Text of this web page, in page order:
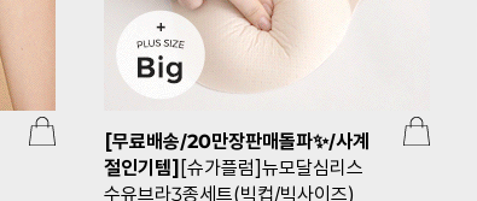
[무료배송/20만장판매돌파✨/사계
절인기템] [슈가플럼]뉴모달심리스
수유브라3종세트(빅컵/빅사이즈)